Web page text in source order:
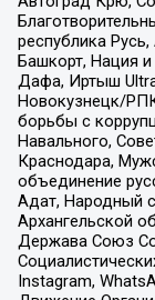
республика
Башкорт, Нация
Дафа, Иртыш
Новокузнецк/
борьбы с
Навального,
Краснодара,
объединение
Адат, Народный
Архангельской
Держава Союз
Instagram,